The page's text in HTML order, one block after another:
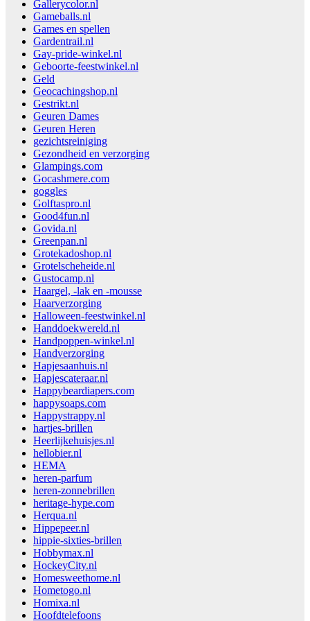
Gallerycolor.nl
Gameballs.nl
Games en spellen
Gardentrail.nl
Gay-pride-winkel.nl
Geboorte-feestwinkel.nl
Geld
Geocachingshop.nl
Gestrikt.nl
Geuren Dames
Geuren Heren
gezichtsreiniging
Gezondheid en verzorging
Glampings.com
Gocashmere.com
goggles
Golftaspro.nl
Good4fun.nl
Govida.nl
Greenpan.nl
Grotekadoshop.nl
Grotelscheheide.nl
Gustocamp.nl
Haargel, -lak en -mousse
Haarverzorging
Halloween-feestwinkel.nl
Handdoekwereld.nl
Handpoppen-winkel.nl
Handverzorging
Hapjesaanhuis.nl
Hapjescateraar.nl
Happybeardiapers.com
happysoaps.com
Happystrappy.nl
hartjes-brillen
Heerlijkehuisjes.nl
hellobier.nl
HEMA
heren-parfum
heren-zonnebrillen
heritage-hype.com
Herqua.nl
Hippepeer.nl
hippie-sixties-brillen
Hobbymax.nl
HockeyCity.nl
Homesweethome.nl
Hometogo.nl
Homixa.nl
Hoofdtelefoons